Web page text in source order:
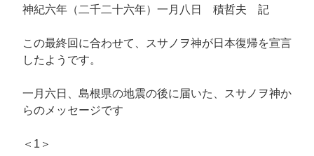
神紀六年（二千二十六年）一月八日 積哲夫 記
この最終回に合わせて、スサノヲ神が日本復帰を宣言
したようです。
一月六日、島根県の地震の後に届いた、スサノヲ神か
らのメッセージです
＜1＞